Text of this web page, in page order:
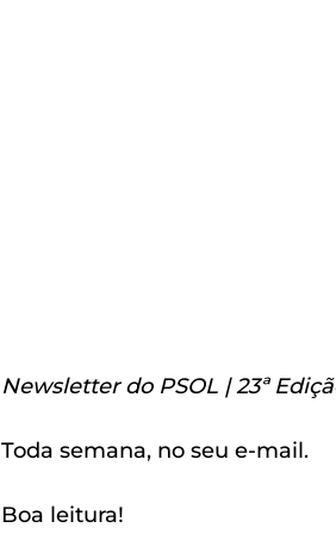
Newsletter do PSOL | 23ª
Toda semana, no seu e-mail.
Boa leitura!